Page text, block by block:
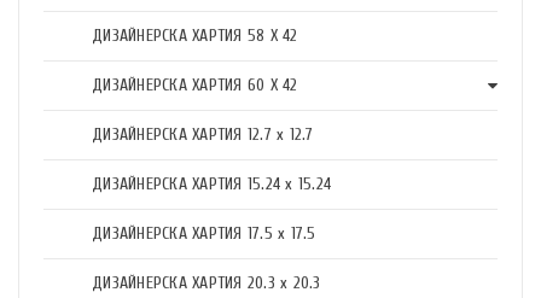
ДИЗАЙНЕРСКА ХАРТИЯ 58 X 42
ДИЗАЙНЕРСКА ХАРТИЯ 60 X 42
ДИЗАЙНЕРСКА ХАРТИЯ 12.7 x 12.7
ДИЗАЙНЕРСКА ХАРТИЯ 15.24 x 15.24
ДИЗАЙНЕРСКА ХАРТИЯ 17.5 х 17.5
ДИЗАЙНЕРСКА ХАРТИЯ 20.3 х 20.3